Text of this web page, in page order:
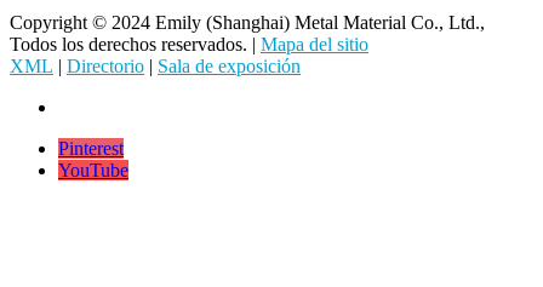
Copyright © 2024 Emily (Shanghai) Metal Material Co., Ltd.,
Todos los derechos reservados. | Mapa del sitio
XML | Directorio | Sala de exposición
Pinterest
YouTube